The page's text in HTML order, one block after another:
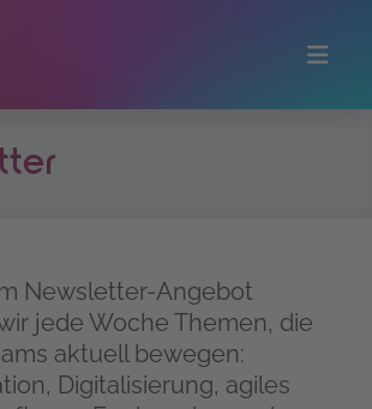
Newsletter-Angebot
jede Woche Themen, die
aktuell bewegen:
Digitalisierung, agiles